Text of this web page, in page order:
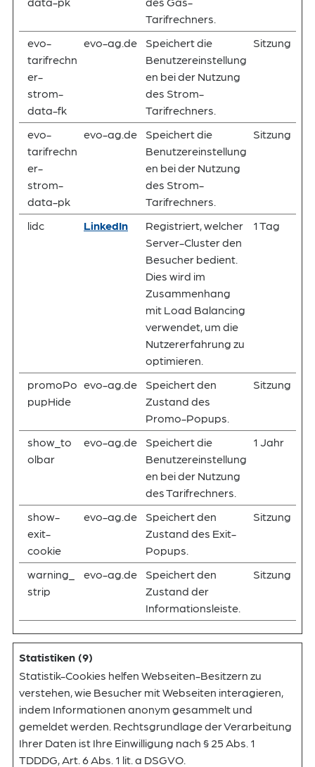
Tarifrechners.
evo-
tarifrechn
er-
strom-
data-fk
evo-ag.de
Speichert die
Benutzereinstellung
en bei der Nutzung
des Strom-
Tarifrechners.
Sitzung
evo-
tarifrechn
er-
strom-
data-pk
evo-ag.de
Speichert die
Benutzereinstellung
en bei der Nutzung
des Strom-
Tarifrechners.
Sitzung
lidc LinkedIn
Registriert, welcher
Server-Cluster den
Besucher bedient.
Dies wird im
Zusammenhang
mit Load Balancing
verwendet, um die
Nutzererfahrung zu
optimieren.
1 Tag
promoPo
pupHide
evo-ag.de
Speichert den
Zustand des
Promo-Popups.
Sitzung
show_to
olbar
evo-ag.de
Speichert die
Benutzereinstellung
en bei der Nutzung
des Tarifrechners.
1 Jahr
show-
exit-
cookie
evo-ag.de
Speichert den
Zustand des Exit-
Popups.
Sitzung
warning_
strip
evo-ag.de
Speichert den
Zustand der
Informationsleiste.
Sitzung
Statistiken (9)
Statistik-Cookies helfen Webseiten-Besitzern zu
verstehen, wie Besucher mit Webseiten interagieren,
indem Informationen anonym gesammelt und
gemeldet werden. Rechtsgrundlage der Verarbeitung
Ihrer Daten ist Ihre Einwilligung nach § 25 Abs. 1
TDDDG, Art. 6 Abs. 1 lit. a DSGVO.